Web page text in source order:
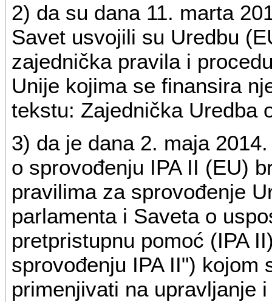
2) da su dana 11. marta
Savet usvojili su Uredbu
zajednička pravila i
Unije kojima se finansira
tekstu: Zajednička Uredba
3) da je dana 2. maja
o sprovođenju IPA II (EU)
pravilima za sprovođenje
parlamenta i Saveta o
pretpristupnu pomoć (IPA
sprovođenju IPA II") kojom
primenjivati na upravljanje